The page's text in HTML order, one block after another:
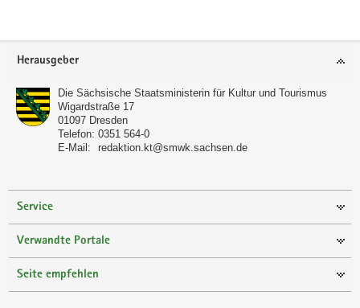
Footer-
Herausgeber
Die Sächsische Staatsministerin für Kultur und Tourismus
Wigardstraße 17
01097 Dresden
Telefon: 0351 564-0
E-Mail:
redaktion.kt@smwk.sachsen.de
Service
Verwandte Portale
Seite empfehlen